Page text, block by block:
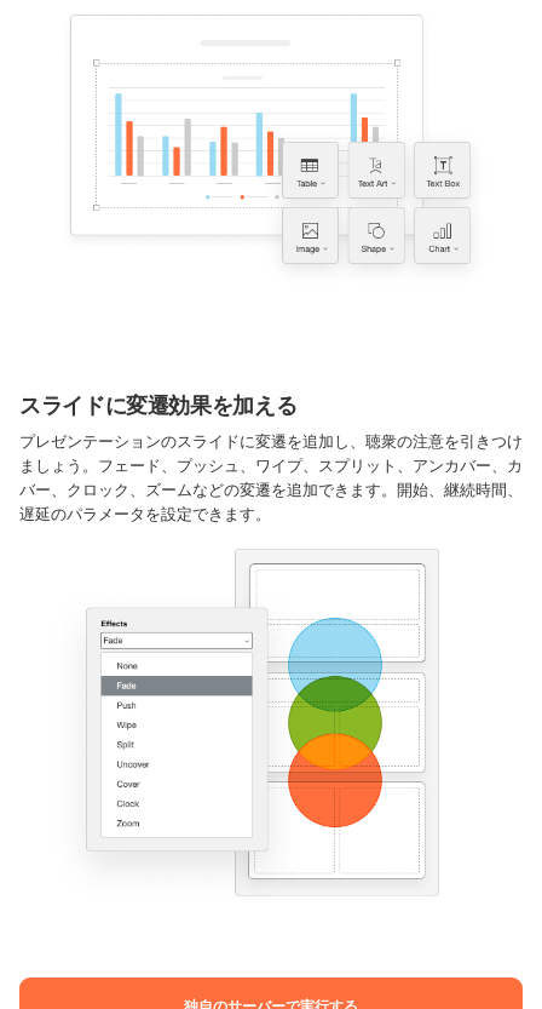
スライドに変遷効果を加える
プレゼンテーションのスライドに変遷を追加し、聴衆の注意を引きつけ
ましょう。フェード、プッシュ、ワイプ、スプリット、アンカバー、カ
バー、クロック、ズームなどの変遷を追加できます。開始、継続時間、
遅延のパラメータを設定できます。